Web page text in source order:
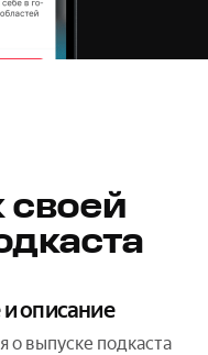
своей
описание
выпуске подкаста